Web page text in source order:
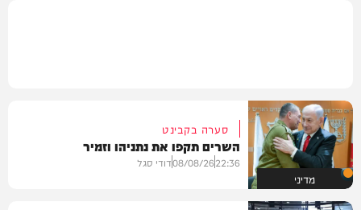
מדיני
סערה בקבינט
השרים תקפו את נתניהו וזמיר
22:36
08/08/26דודי סגל